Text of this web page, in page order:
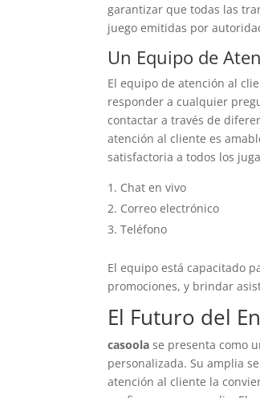
garantizar que todas las
juego emitidas por
Un Equipo de
El equipo de atención al
responder a cualquier
contactar a través de
atención al cliente es
satisfactoria a todos los
Chat en vivo
Correo electrónico
Teléfono
El equipo está capacitado
promociones, y brindar
El Futuro del
casoola se presenta como
personalizada. Su amplia
atención al cliente la